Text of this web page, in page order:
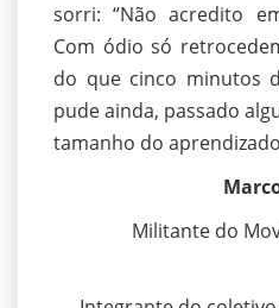
sorri: “Não acredito
Com ódio só
do que cinco minutos
pude ainda, passado
tamanho do
Militante do